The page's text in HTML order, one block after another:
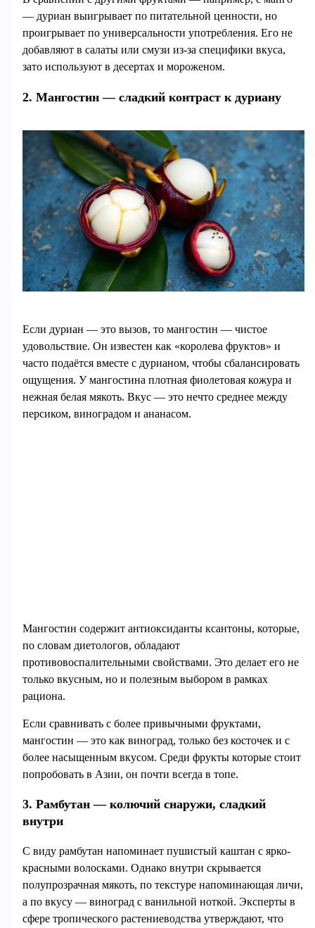
— дуриан выигрывает по питательной ценности, но
проигрывает по универсальности употребления. Его не
добавляют в салаты или смузи из-за специфики вкуса,
зато используют в десертах и мороженом.
2. Мангостин — сладкий контраст к дуриану
Если дуриан — это вызов, то мангостин — чистое
удовольствие. Он известен как «королева фруктов» и
часто подаётся вместе с дурианом, чтобы сбалансировать
ощущения. У мангостина плотная фиолетовая кожура и
нежная белая мякоть. Вкус — это нечто среднее между
персиком, виноградом и ананасом.
Мангостин содержит антиоксиданты ксантоны, которые,
по словам диетологов, обладают
противовоспалительными свойствами. Это делает его не
только вкусным, но и полезным выбором в рамках
рациона.
Если сравнивать с более привычными фруктами,
мангостин — это как виноград, только без косточек и с
более насыщенным вкусом. Среди фрукты которые стоит
попробовать в Азии, он почти всегда в топе.
3. Рамбутан — колючий снаружи, сладкий
внутри
С виду рамбутан напоминает пушистый каштан с ярко-
красными волосками. Однако внутри скрывается
полупрозрачная мякоть, по текстуре напоминающая личи,
а по вкусу — виноград с ванильной ноткой. Эксперты в
сфере тропического растениеводства утверждают, что